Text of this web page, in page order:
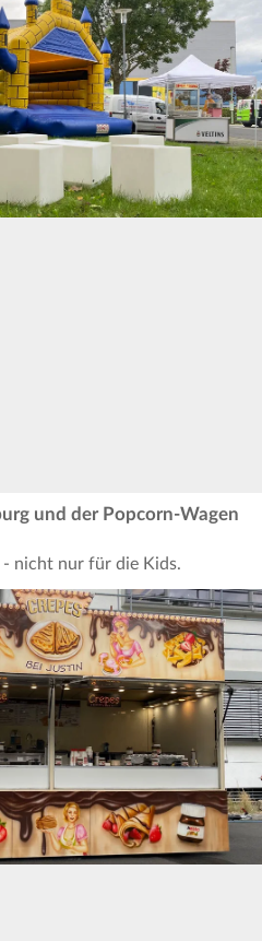
und der Popcorn-Wagen
- nicht nur für die Kids.